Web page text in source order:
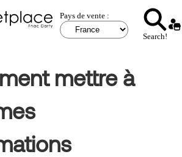
Pays de vente :
Search!
mettre à